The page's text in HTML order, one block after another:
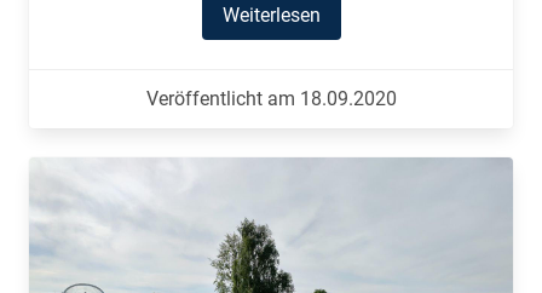
Weiterlesen
Veröffentlicht am 18.09.2020